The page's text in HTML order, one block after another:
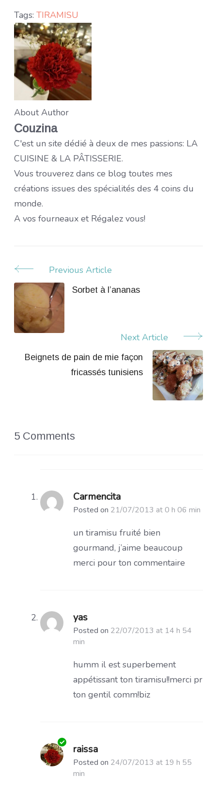
Tags: TIRAMISU
About Author
Couzina
C'est un site dédié à deux de mes passions: LA
CUISINE & LA PÂTISSERIE.
Vous trouverez dans ce blog toutes mes
créations issues des spécialités des 4 coins du
monde.
A vos fourneaux et Régalez vous!
Post
Navigation
Previous Article
Sorbet à l’ananas
Next Article
Beignets de pain de mie façon
fricassés tunisiens
5 Comments
Carmencita
Posted on 21/07/2013 at 0 h 06 min
un tiramisu fruité bien
gourmand, j’aime beaucoup
merci pour ton commentaire
yas
Posted on 22/07/2013 at 14 h 54
min
humm il est superbement
appétissant ton tiramisu!!merci pr
ton gentil comm!biz
raissa
Posted on 24/07/2013 at 19 h 55
min